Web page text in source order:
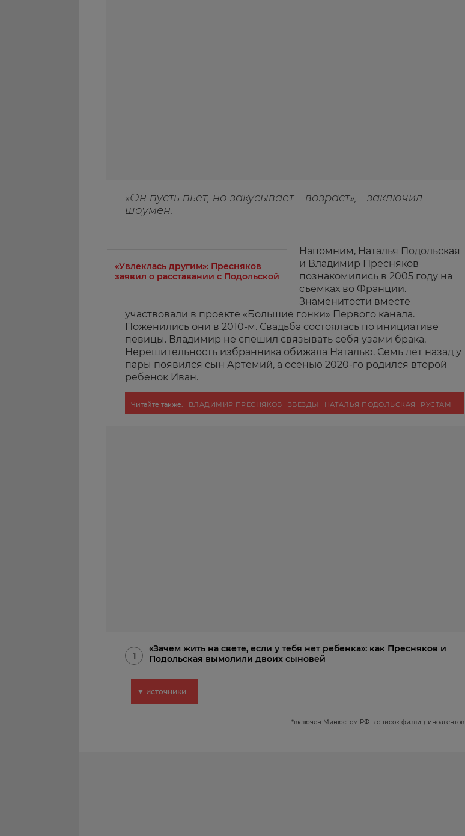
«Он пусть пьет, но закусывает – возраст», - заключил
шоумен.
«Увлеклась другим»: Пресняков
заявил о расставании с Подольской
Напомним, Наталья Подольская
и Владимир Пресняков
познакомились в 2005 году на
съемках во Франции.
Знаменитости вместе
участвовали в проекте «Большие гонки» Первого канала.
Поженились они в 2010-м. Свадьба состоялась по инициативе
певицы. Владимир не спешил связывать себя узами брака.
Нерешительность избранника обижала Наталью. Семь лет назад у
пары появился сын Артемий, а осенью 2020-го родился второй
ребенок Иван.
Читайте также: ВЛАДИМИР ПРЕСНЯКОВ ЗВЕЗДЫ НАТАЛЬЯ ПОДОЛЬСКАЯ
РУСТАМ
1
«Зачем жить на свете, если у тебя нет ребенка»: как Пресняков и
Подольская вымолили двоих сыновей
▼ источники
*включен Минюстом РФ в список физлиц-иноагентов